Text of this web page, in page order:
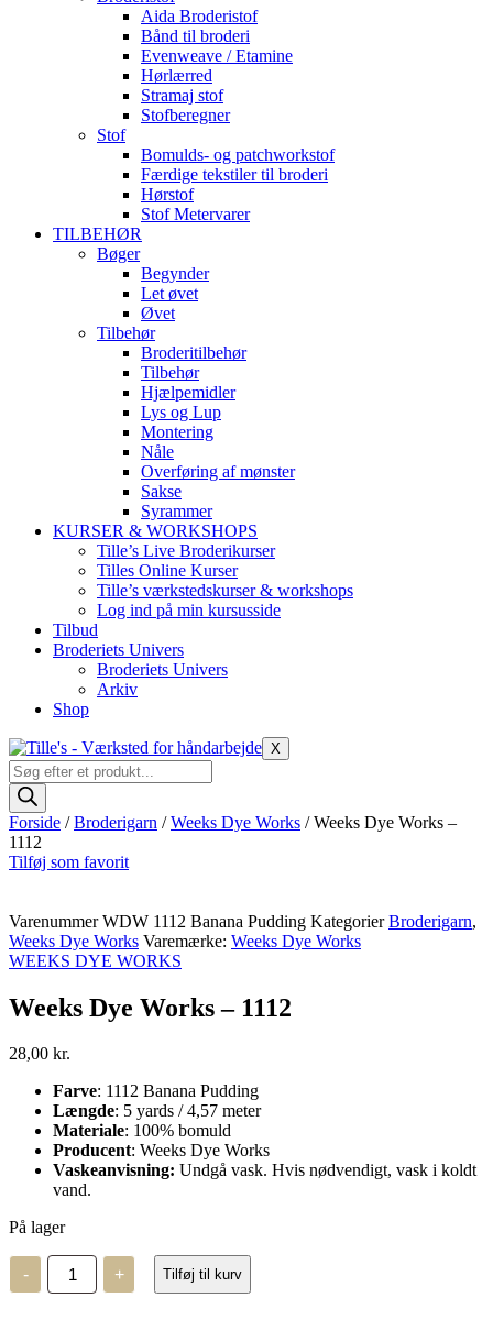
Aida Broderistof
Bånd til broderi
Evenweave / Etamine
Hørlærred
Stramaj stof
Stofberegner
Stof
Bomulds- og patchworkstof
Færdige tekstiler til broderi
Hørstof
Stof Metervarer
TILBEHØR
Bøger
Begynder
Let øvet
Øvet
Tilbehør
Broderitilbehør
Tilbehør
Hjælpemidler
Lys og Lup
Montering
Nåle
Overføring af mønster
Sakse
Syrammer
KURSER & WORKSHOPS
Tille’s Live Broderikurser
Tilles Online Kurser
Tille’s værkstedskurser & workshops
Log ind på min kursusside
Tilbud
Broderiets Univers
Broderiets Univers
Arkiv
Shop
X
Products
search
Forside /Broderigarn /Weeks Dye Works / Weeks Dye Works –
1112
Tilføj som favorit
VarenummerWDW 1112 Banana Pudding Kategorier Broderigarn,
Weeks Dye Works Varemærke: Weeks Dye Works
WEEKS DYE WORKS
Weeks Dye Works – 1112
28,00 kr.
Farve: 1112 Banana Pudding
Længde: 5 yards / 4,57 meter
Materiale: 100% bomuld
Producent: Weeks Dye Works
Vaskeanvisning: Undgå vask. Hvis nødvendigt, vask i koldt
vand.
På lager
-
Weeks
Dye
Works
+ Tilføj til kurv